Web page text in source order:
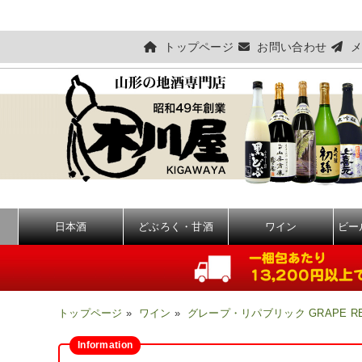
トップページ お問い合わせ
日本酒 どぶろく・甘酒 ワイン ビー
トップページ » ワイン » グレープ・リパブリック GRAPE